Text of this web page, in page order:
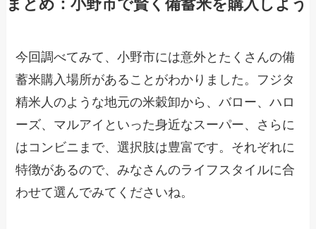
今回調べてみて、小野市には意外とたくさんの備
蓄米購入場所があることがわかりました。フジタ
精米人のような地元の米穀卸から、バロー、ハロ
ーズ、マルアイといった身近なスーパー、さらに
はコンビニまで、選択肢は豊富です。それぞれに
特徴があるので、みなさんのライフスタイルに合
わせて選んでみてくださいね。